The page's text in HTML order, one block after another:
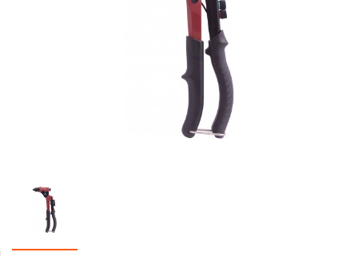
Гарантия и сервис
Доставка и оплата
Забыли пароль?